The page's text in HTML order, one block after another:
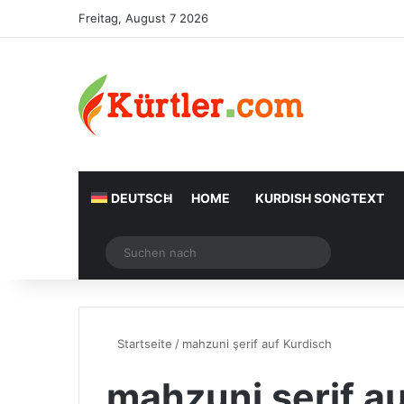
Freitag, August 7 2026
DEUTSCH HOME KURDISH SONGTEXT
Zufälliger Artikel
nach
Startseite / mahzuni şerif auf Kurdisch